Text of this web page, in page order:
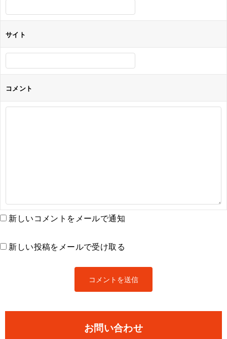
サイト
コメント
新しいコメントをメールで通知
新しい投稿をメールで受け取る
お問い合わせ